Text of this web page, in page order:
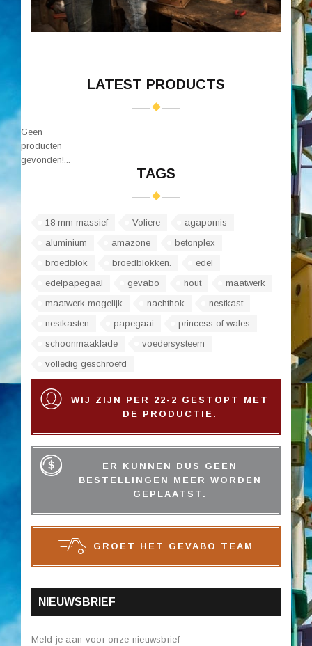
LATEST PRODUCTS
Geen
producten
gevonden!...
TAGS
18 mm massief Voliere
agapornis
aluminium
amazone
betonplex
broedblok
broedblokken.
edel
edelpapegaai
gevabo hout
maatwerk
maatwerk mogelijk
nachthok
nestkast
nestkasten
papegaai
princess of wales
schoonmaaklade
voedersysteem
volledig geschroefd
WIJ ZIJN PER 22-2 GESTOPT MET
DE PRODUCTIE.
ER KUNNEN DUS GEEN
BESTELLINGEN MEER WORDEN
GEPLAATST.
GROET HET GEVABO TEAM
NIEUWSBRIEF
Meld je aan voor onze nieuwsbrief